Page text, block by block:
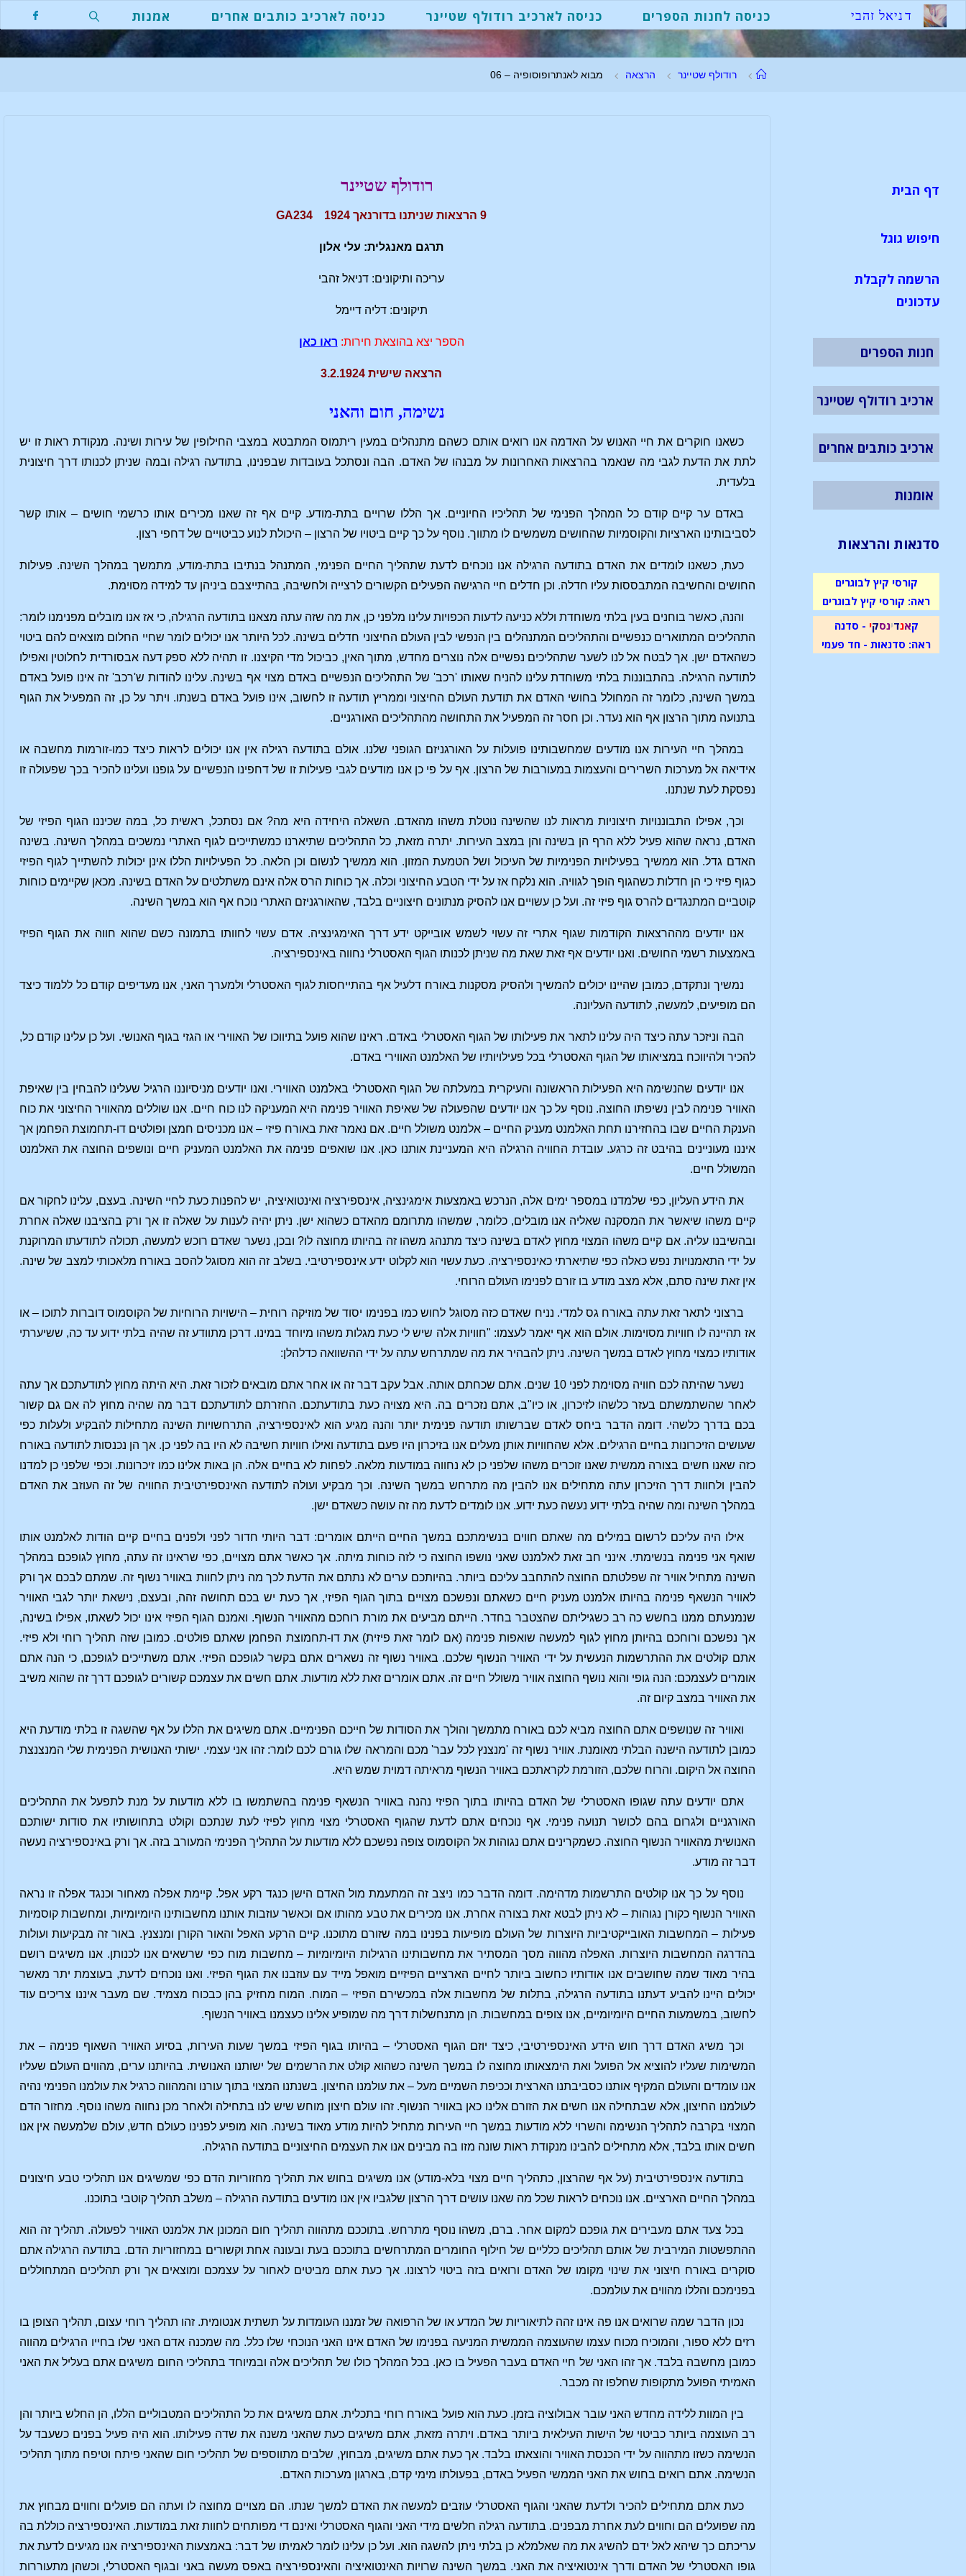
דניאל זהבי כניסה לחנות הספרים כניסה לארכיב רודולף שטיינר כניסה לארכיב כותבים אחרים אמנות
רודולף שטיינר הרצאה מבוא לאנתרופוסופיה – 06
רודולף שטיינר
9 הרצאות שניתנו בדורנאך 1924 GA234
תרגם מאנגלית: עלי אלון
עריכה ותיקונים: דניאל זהבי
תיקונים: דליה דיימל
הספר יצא בהוצאת חירות: ראו כאן
הרצאה שישית 3.2.1924
נשימה, חום והאני
כשאנו חוקרים את חיי האנוש על האדמה אנו רואים אותם כשהם מתנהלים במעין ריתמוס המתבטא במצבי החילופין של עירות ושינה. מנקודת ראות זו יש
לתת את הדעת לגבי מה שנאמר בהרצאות האחרונות על מבנהו של האדם. הבה ונסתכל בעובדות שבפנינו, בתודעה רגילה ובמה שניתן לכנותו דרך חיצונית
בלעדית.
באדם ער קיים קודם כל המהלך הפנימי של תהליכיו החיוניים. אך הללו שרויים בתת-מודע. קיים אף זה שאנו מכירים אותו כרשמי חושים – אותו קשר
לסביבותינו הארציות והקוסמיות שהחושים משמשים לו מתווך. נוסף על כך קיים ביטויו של הרצון – היכולת לנוע כביטויים של דחפי רצון.
כעת, כשאנו לומדים את האדם בתודעה הרגילה אנו נוכחים לדעת שתהליך החיים הפנימי, המתנהל בנתיבו בתת-מודע, מתמשך במהלך השינה. פעילות
החושים והחשיבה המתבססות עליו חדלה. וכן חדלים חיי הרגישה הפעילים הקשורים לרצייה ולחשיבה, בהתייצבם ביניהן עד למידה מסוימת.
והנה, כאשר בוחנים בעין בלתי משוחדת וללא כניעה לדעות הכפויות עלינו מלפני כן, את מה שזה עתה מצאנו בתודעה הרגילה, כי אז אנו מובלים מפנימנו לומר:
התהליכים המתוארים כנפשיים והתהליכים המתנהלים בין הנפשי לבין העולם החיצוני חדלים בשינה. לכל היותר אנו יכולים לומר שחיי החלום מוצאים להם ביטוי
כשהאדם ישן. אך לבטח אל לנו לשער שתהליכים נפשיים אלה נוצרים מחדש, מתוך האין, כביכול מדי הקיצנו. זו תהיה ללא ספק דעה אבסורדית לחלוטין ואפילו
לתודעה הרגילה. בהתבוננות בלתי משוחדת עלינו להניח שאותו 'רכב' של התהליכים הנפשיים באדם מצוי אף בשינה. עלינו להודות ש'רכב' זה אינו פועל באדם
במשך השינה, כלומר זה המחולל בחושי האדם את תודעת העולם החיצוני וממריץ תודעה זו לחשוב, אינו פועל באדם בשנתו. ויתר על כן, זה המפעיל את הגוף
בתנועה מתוך הרצון אף הוא נעדר. וכן חסר זה המפעיל את התחושה מהתהליכים האורגניים.
במהלך חיי העירות אנו מודעים שמחשבותינו פועלות על האורגניזם הגופני שלנו. אולם בתודעה רגילה אין אנו יכולים לראות כיצד כמו-זורמות מחשבה או
אידיאה אל מערכות השרירים והעצמות במעורבות של הרצון. אף על פי כן אנו מודעים לגבי פעילות זו של דחפינו הנפשיים על גופנו ועלינו להכיר בכך שפעולה זו
נפסקת לעת שנתנו.
וכך, אפילו התבוננויות חיצוניות מראות לנו שהשינה נוטלת משהו מהאדם. השאלה היחידה היא מה? אם נסתכל, ראשית כל, במה שכיננו הגוף הפיזי של
האדם, נראה שהוא פעיל ללא הרף הן בשינה והן במצב העירות. יתרה מזאת, כל התהליכים שתיארנו כמשתייכים לגוף האתרי נמשכים במהלך השינה. בשינה
האדם גדל. הוא ממשיך בפעילויות הפנימיות של העיכול ושל הטמעת המזון. הוא ממשיך לנשום וכן הלאה. כל הפעילויות הללו אינן יכולות להשתייך לגוף הפיזי
כגוף פיזי כי הן חדלות כשהגוף הופך לגוויה. הוא נלקח אז על ידי הטבע החיצוני וכלה. אך כוחות הרס אלה אינם משתלטים על האדם בשינה. מכאן שקיימים כוחות
קוטביים המתנגדים להרס גוף פיזי זה. ועל כן עשויים אנו להסיק מנתונים חיצוניים בלבד, שהאורגניזם האתרי נוכח אף הוא במשך השינה.
אנו יודעים מההרצאות הקודמות שגוף אתרי זה עשוי לשמש אובייקט ידע דרך האימגינציה. אדם עשוי לחוותו בתמונה כשם שהוא חווה את הגוף הפיזי
באמצעות רשמי החושים. ואנו יודעים אף זאת שאת מה שניתן לכנותו הגוף האסטרלי נחווה באינספירציה.
נמשיך ונתקדם, כמובן שהיינו יכולים להמשיך ולהסיק מסקנות באורח דלעיל אף בהתייחסות לגוף האסטרלי ולמערך האני, אנו מעדיפים קודם כל ללמוד כיצד
הם מופיעים, למעשה, לתודעה העליונה.
הבה וניזכר עתה כיצד היה עלינו לתאר את פעילותו של הגוף האסטרלי באדם. ראינו שהוא פועל בתיווכו של האווירי או הגזי בגוף האנושי. ועל כן עלינו קודם כל,
להכיר ולהיווכח במציאותו של הגוף האסטרלי בכל פעילויותיו של האלמנט האווירי באדם.
אנו יודעים שהנשימה היא הפעילות הראשונה והעיקרית במעלתה של הגוף האסטרלי באלמנט האווירי. ואנו יודעים מניסיוננו הרגיל שעלינו להבחין בין שאיפת
האוויר פנימה לבין נשיפתו החוצה. נוסף על כך אנו יודעים שהפעולה של שאיפת האוויר פנימה היא המעניקה לנו כוח חיים. אנו שוללים מהאוויר החיצוני את כוח
הענקת החיים שבו בהחזירנו תחת האלמנט מעניק החיים – אלמנט משולל חיים. אם נאמר זאת באורח פיזי – אנו מכניסים חמצן ופולטים דו-תחמוצת הפחמן אך
איננו מעוניינים בהיבט זה כרגע. עובדת החוויה הרגילה היא המעניינת אותנו כאן. אנו שואפים פנימה את האלמנט המעניק חיים ונושפים החוצה את האלמנט
המשולל חיים.
את הידע העליון, כפי שלמדנו במספר ימים אלה, הנרכש באמצעות אימגינציה, אינספירציה ואינטואיציה, יש להפנות כעת לחיי השינה. בעצם, עלינו לחקור אם
קיים משהו שיאשר את המסקנה שאליה אנו מובלים, כלומר, שמשהו מתרומם מהאדם כשהוא ישן. ניתן יהיה לענות על שאלה זו אך ורק בהציבנו שאלה אחרת
ובהשיבנו עליה. אם קיים משהו המצוי מחוץ לאדם בשינה כיצד מתנהג משהו זה בהיותו מחוצה לו? ובכן, נשער שאדם רוכש למעשה, תכולה לתודעתו המרוקנת
על ידי התאמנויות נפש כאלה כפי שתיארתי כאינספירציה. כעת עשוי הוא לקלוט ידע אינספירטיבי. בשלב זה הוא מסוגל להסב באורח מלאכותי למצב של שינה.
אין זאת שינה סתם, אלא מצב מודע בו זורם לפנימו העולם הרוחי.
ברצוני לתאר זאת עתה באורח גס למדי. נניח שאדם כזה מסוגל לחוש כמו בפנימו יסוד של מוזיקה רוחית – הישויות הרוחיות של הקוסמוס דוברות לתוכו – או
אז תהיינה לו חוויות מסוימות. אולם הוא אף יאמר לעצמו: "חוויות אלה שיש לי כעת מגלות משהו מיוחד במינו. דרכן מתוודע זה שהיה בלתי ידוע עד כה, ששיערתי
אודותיו כמצוי מחוץ לאדם במשך השינה. ניתן להבהיר את מה שמתרחש עתה על ידי ההשוואה כדלהלן:
נשער שהיתה לכם חוויה מסוימת לפני 10 שנים. אתם שכחתם אותה. אבל עקב דבר זה או אחר אתם מובאים לזכור זאת. היא היתה מחוץ לתודעתכם אך עתה
לאחר שהשתמשתם בעזר כלשהו לזיכרון, או כיו"ב, אתם נזכרים בה. היא מצויה כעת בתודעתכם. החזרתם לתודעתכם דבר מה שהיה מחוץ לה אם גם קשור
בכם בדרך כלשהי. דומה הדבר ביחס לאדם שברשותו תודעה פנימית יותר והנה מגיע הוא לאינספירציה, התרחשויות השינה מתחילות להבקיע ולעלות כפי
שעושים הזיכרונות בחיים הרגילים. אלא שהחוויות אותן מעלים אנו בזיכרון היו פעם בתודעה ואילו חוויות חשיבה לא היו בה לפני כן. אך הן נכנסות לתודעה באורח
כזה שאנו חשים בצורה ממשית שאנו זוכרים משהו שלפני כן לא נחווה במודעות מלאה. לפחות לא בחיים אלה. הן באות אלינו כמו זיכרונות. וכפי שלפני כן למדנו
להבין ולחוות דרך הזיכרון עתה מתחילים אנו להבין מה מתרחש במשך השינה. וכך מבקיע ועולה לתודעה האינספירטיבית החוויה של זה העוזב את האדם
במהלך השינה ומה שהיה בלתי ידוע נעשה כעת ידוע. אנו לומדים לדעת מה זה עושה כשאדם ישן.
אילו היה עליכם לרשום במילים מה שאתם חווים בנשימתכם במשך החיים הייתם אומרים: דבר היותי חדור לפני ולפנים בחיים קיים הודות לאלמנט אותו
שואף אני פנימה בנשימתי. אינני חב זאת לאלמנט שאני נושפו החוצה כי לזה כוחות מיתה. אך כאשר אתם מצויים, כפי שראינו זה עתה, מחוץ לגופכם במהלך
השינה מתחיל אוויר זה שפלטתם החוצה להתחבב עליכם ביותר. בהיותכם ערים לא נתתם את הדעת לכך מה ניתן לחוות באוויר נשוף זה. שמתם לבכם אך ורק
לאוויר הנשאף פנימה בהיותו אלמנט מעניק חיים כשאתם ונפשכם מצויים בתוך הגוף הפיזי, אך כעת יש בכם תחושה זהה, ובעצם, נישאת יותר לגבי האוויר
שנמנעתם ממנו בחשש כה רב כשגיליתם שהצטבר בחדר. הייתם מביעים את מורת רוחכם מהאוויר הנשוף. ואמנם הגוף הפיזי אינו יכול לשאתו, אפילו בשינה,
אך נפשכם ורוחכם בהיותן מחוץ לגוף למעשה שואפות פנימה (אם לומר זאת פיזית) את דו-תחמוצת הפחמן שאתם פולטים. כמובן שזה תהליך רוחי ולא פיזי.
אתם קולטים את ההתרשמות הנעשית על ידי האוויר הנשוף שלכם. באוויר נשוף זה נשארים אתם בקשר לגופכם הפיזי. אתם משתייכים לגופכם, כי הנה אתם
אומרים לעצמכם: הנה גופי והוא נושף החוצה אוויר משולל חיים זה. אתם אומרים זאת ללא מודעות. אתם חשים את עצמכם קשורים לגופכם דרך זה שהוא משיב
את האוויר במצב קיום זה.
ואוויר זה שנושפים אתם החוצה מביא לכם באורח מתמשך והולך את הסודות של חייכם הפנימיים. אתם משיגים את הללו על אף שהשגה זו בלתי מודעת היא
כמובן לתודעה הישנה הבלתי מאומנת. אוויר נשוף זה 'מנצנץ לכל עבר' מכם והמראה שלו גורם לכם לומר: זהו אני עצמי. ישותי האנושית הפנימית שלי המנצנצת
החוצה אל היקום. והרוח שלכם, הזורמת לקראתכם באוויר הנשוף מראיתה דמוית שמש היא.
אתם יודעים עתה שגופו האסטרלי של האדם בהיותו בתוך הפיזי נהנה באוויר הנשאף פנימה בהשתמשו בו ללא מודעות על מנת לתפעל את התהליכים
האורגניים ולגרום בהם לכושר תנועה פנימי. אף נוכחים אתם לדעת שהגוף האסטרלי מצוי מחוץ לפיזי לעת שנתכם וקולט בתחושותיו את סודות ישותכם
האנושית מהאוויר הנשוף החוצה. כשמקרינים אתם נגוהות אל הקוסמוס צופה נפשכם ללא מודעות על התהליך הפנימי המעורב בזה. אך ורק באינספירציה נעשה
דבר זה מודע.
נוסף על כך אנו קולטים התרשמות מדהימה. דומה הדבר כמו ניצב זה המתעמת מול האדם הישן כנגד רקע אפל. קיימת אפלה מאחור וכנגד אפלה זו נראה
האוויר הנשוף כקורן נגוהות – לא ניתן לבטא זאת בצורה אחרת. אנו מכירים את טבע מהותו אם וכאשר עוזבות אותנו מחשבותינו היומיומיות, ומחשבות קוסמיות
פעילות – המחשבות האובייקטיביות היוצרות של העולם מופיעות בפנינו במה שזורם מתוכנו. קיים הרקע האפל והאור הקורן ומנצנץ. באור זה מבקיעות ועולות
בהדרגה המחשבות היוצרות. האפלה מהווה מסך המסתיר את מחשבותינו הרגילות היומיומיות – מחשבות מוח כפי שרשאים אנו לכנותן. אנו משיגים רושם
בהיר מאוד שמה שחושבים אנו אודותיו כחשוב ביותר לחיים הארציים הפיזיים מואפל מייד עם עוזבנו את הגוף הפיזי. ואנו נוכחים לדעת, בעוצמת יתר מאשר
יכולים היינו להביע דעתנו בתודעה הרגילה, בתלות של מחשבות אלה במכשירם הפיזי – המוח. המוח מחזיק בהן כבכוח מצמיד. שם מעבר איננו צריכים עוד
לחשוב, במשמעות החיים היומיומיים, אנו צופים במחשבות. הן מתנחשלות דרך מה שמופיע אלינו כעצמנו באוויר הנשוף.
וכך משיג האדם דרך חוש הידע האינספירטיבי, כיצד יוזם הגוף האסטרלי – בהיותו בגוף הפיזי במשך שעות העירות, בסיוע האוויר השאוף פנימה – את
המשימות שעליו להוציא אל הפועל ואת הימצאותו מחוצה לו במשך השינה כשהוא קולט את הרשמים של ישותנו האנושית. בהיותנו ערים, מהווים העולם שעליו
אנו עומדים והעולם המקיף אותנו כסביבתנו הארצית וככיפת השמיים מעל – את עולמנו החיצון. בשנתנו המצוי בתוך עורנו והמהווה כרגיל את עולמנו הפנימי נהיה
לעולמנו החיצון, אלא שבתחילה אנו חשים את הזורם אלינו כאן באוויר הנשוף. זהו עולם חיצון מוחש שיש לנו בתחילה ולאחר מכן נחווה משהו נוסף. מחזור הדם
המצוי בקרבה לתהליך הנשימה והשרוי ללא מודעות במשך חיי העירות מתחיל להיות מודע מאוד בשינה. הוא מופיע לפנינו כעולם חדש, עולם שלמעשה אין אנו
חשים אותו בלבד, אלא מתחילים להבינו מנקודת ראות שונה מזו בה מבינים אנו את העצמים החיצוניים בתודעה הרגילה.
בתודעה אינספירטיבית (על אף שהרצון, כתהליך חיים מצוי בלא-מודע) אנו משיגים בחוש את תהליך מחזוריות הדם כפי שמשיגים אנו תהליכי טבע חיצונים
במהלך החיים הארציים. אנו נוכחים לראות שכל מה שאנו עושים דרך הרצון שלגביו אין אנו מודעים בתודעה הרגילה – משלב תהליך קוטבי בתוכנו.
בכל צעד אתם מעבירים את גופכם למקום אחר. ברם, משהו נוסף מתרחש. בתוככם מתהווה תהליך חום המכונן את אלמנט האוויר לפעולה. תהליך זה הוא
ההתפשטות המירבית של אותם תהליכים כלליים של חילוף החומרים המתרחשים בתוככם בעת ובעונה אחת וקשורים במחזוריות הדם. בתודעה הרגילה אתם
סוקרים באורח חיצוני את שינוי מקומו של האדם ורואים בזה ביטוי לרצונו. אך כעת אתם מביטים לאחור על עצמכם ומוצאים אך ורק תהליכים המתחוללים
בפנימכם והללו מהווים את עולמכם.
נכון הדבר שמה שרואים אנו פה אינו זהה לתיאוריות של המדע או של הרפואה של זמננו העומדות על תשתית אנטומית. זהו תהליך רוחי עצום, תהליך הצופן בו
רזים ללא ספור, והמוכיח מכוח עצמו שהעוצמה הממשית המניעה בפנימו של האדם אינו האני הנוכחי שלו כלל. מה שמכנה אדם האני שלו בחייו הרגילים מהווה
כמובן מחשבה בלבד. אך זהו האני של חיי האדם בעבר הפעיל בו כאן. בכל המהלך כולו של תהליכים אלה ובמיוחד בתהליכי החום משיגים אתם בעליל את האני
האמיתי הפועל מתקופות שחלפו זה מכבר.
בין המוות ללידה מחדש האני עובר אבולוציה בזמן. כעת הוא פועל באורח רוחי בתכלית. אתם משיגים את כל התהליכים המטבוליים הללו, הן החלש ביותר והן
רב העוצמה ביותר כביטוי של הישות העילאית ביותר באדם. ויתרה מזאת, אתם משיגים כעת שהאני משנה את שדה פעילותו. הוא היה פעיל בפנים כשעבד על
הנשימה כשזו מתהווה על ידי הכנסת האוויר והוצאתו בלבד. אך כעת אתם משיגים, מבחוץ, שלבים מתווספים של תהליכי חום שהאני פיתח וטיפח מתוך תהליכי
הנשימה. אתם רואים בחוש את האני הממשי הפעיל באדם, בפעולתו מימי קדם, בארגון מערכות האדם.
כעת אתם מתחילים להכיר ולדעת שהאני והגוף האסטרלי עוזבים למעשה את האדם למשך שנתו. הם מצויים מחוצה לו ועתה הם פועלים וחווים מבחוץ את
מה שפועלים הם וחווים לעת אחרת מבפנים. בתודעה רגילה חלשים מידי האני והגוף האסטרלי ואינם די מפותחים לחוות זאת במודעות. האינספירציה כוללת בה
עריכתם כך שיהא לאל ידם להשיג את מה שאלמלא כן בלתי ניתן להשגה הוא. ועל כן עלינו לומר לאמיתו של דבר: באמצעות האינספירציה אנו מגיעים לדעת את
גופו האסטרלי של האדם ודרך אינטואיציה את האני. במשך השינה שרויות האינטואיציה והאינספירציה באפס מעשה באני ובגוף האסטרלי, וכשהן מתעוררות
דף הבית
חיפוש גוגל
הרשמה לקבלת
עדכונים
חנות הספרים
ארכיב רודולף שטיינר
ארכיב כותבים אחרים
אומנות
סדנאות והרצאות
קורסי קיץ לבוגרים
ראה: קורסי קיץ לבוגרים
קאנדינסקי - סדנה
ראה: סדנאות - חד פעמי